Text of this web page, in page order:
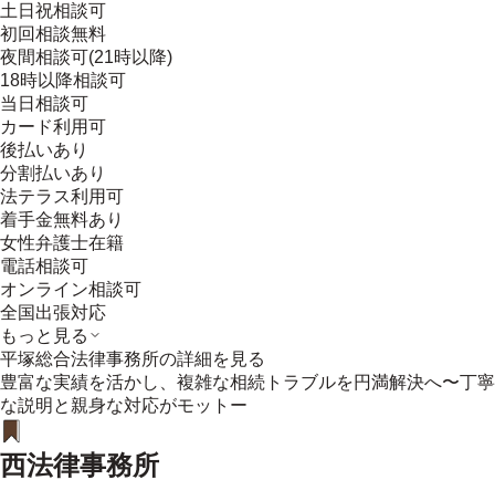
土日祝相談可
初回相談無料
夜間相談可(21時以降)
18時以降相談可
当日相談可
カード利用可
後払いあり
分割払いあり
法テラス利用可
着手金無料あり
女性弁護士在籍
電話相談可
オンライン相談可
全国出張対応
もっと見る
平塚総合法律事務所の詳細を見る
豊富な実績を活かし、複雑な相続トラブルを円満解決へ〜丁寧
な説明と親身な対応がモットー
西法律事務所